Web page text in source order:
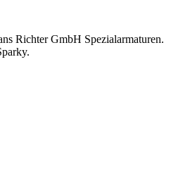
Richter GmbH Spezialarmaturen.